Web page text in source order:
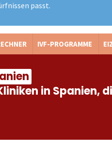
passt.
IVF-PROGRAMME
in